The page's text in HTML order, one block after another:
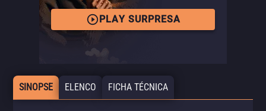
PLAY SURPRESA
SINOPSE ELENCO FICHA TÉCNICA